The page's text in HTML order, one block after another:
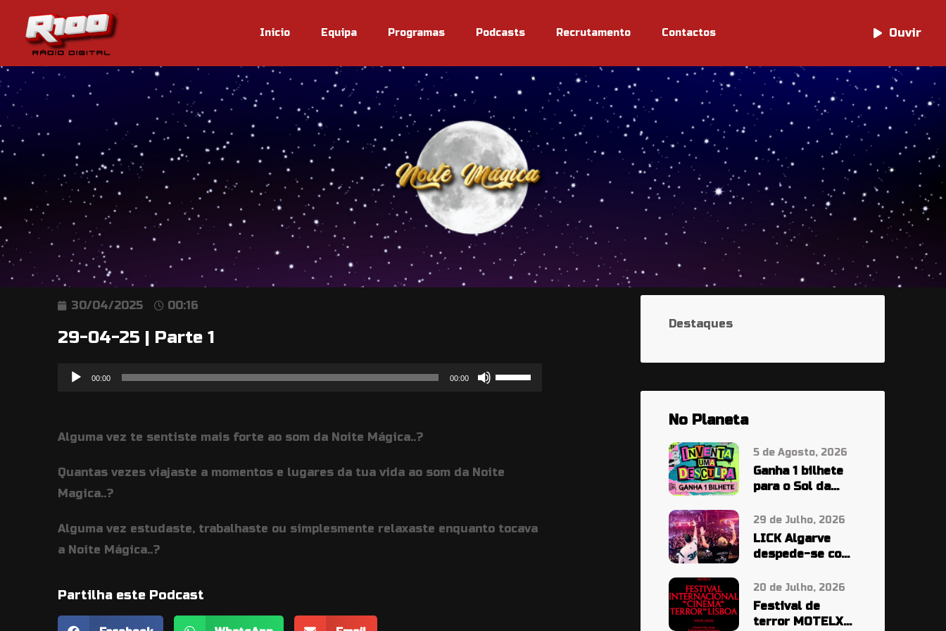
Inicio Equipa Programas Podcasts Recrutamento Contactos Ouvir
Ouvir
30/04/2025 00:16
29-04-25 | Parte 1
Reprodutor
00:00 00:00
Use
aumentar
Alguma vez te sentiste mais forte ao som da Noite Mágica..?
Quantas vezes viajaste a momentos e lugares da tua vida ao som da Noite
Magica..?
Alguma vez estudaste, trabalhaste ou simplesmente relaxaste enquanto tocava
a Noite Mágica..?
Partilha este Podcast
Destaques
No Planeta
5 de Agosto, 2026
Ganha 1 bilhete
para o Sol da
PALA…
29 de Julho, 2026
LICK Algarve
despede-se com
grande
20 de Julho, 2026
Festival de
terror MOTELX